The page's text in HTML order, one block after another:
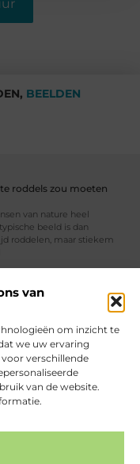
van
om inzicht te
we uw ervaring
verschillende
van de website.
BEELDEN
roddels zou moeten
van nature heel
beeld is dan
roddelen, maar stiekem
Over ons
Cookiebeleid (EU)
Kunt Genereren